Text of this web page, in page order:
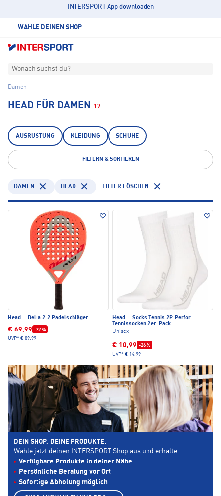
INTERSPORT App downloaden
WÄHLE DEINEN SHOP
Wonach suchst du?
Damen
HEAD FÜR DAMEN 17
AUSRÜSTUNG KLEIDUNG SCHUHE
FILTERN & SORTIEREN
DAMEN HEAD FILTER LÖSCHEN
Head · Delta 2.2 Padelschläger
€ 69,99 -22 %
UVP* € 89,99
Head · Socks Tennis 2P Perfor
Tennissocken 2er-Pack
Unisex
€ 10,99 -26 %
UVP* € 14,99
DEIN SHOP. DEINE PRODUKTE.
Wähle jetzt deinen INTERSPORT Shop aus und erhalte:
Verfügbare Produkte in deiner Nähe
Persönliche Beratung vor Ort
Sofortige Abholung möglich